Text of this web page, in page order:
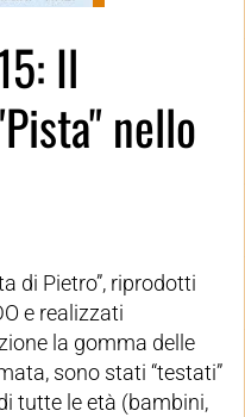
Il
nello
di Pietro”, riprodotti
e realizzati
la gomma delle
sono stati “testati”
tutte le età (bambini,